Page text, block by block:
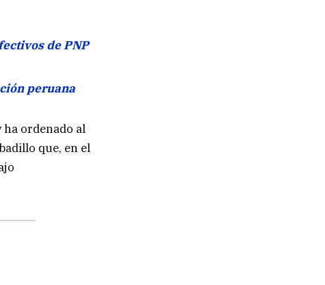
de PNP
peruana
ordenado al
que, en el